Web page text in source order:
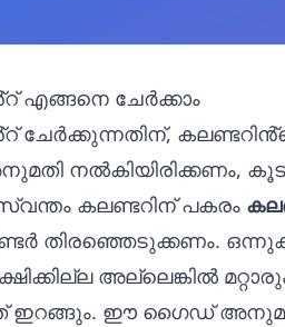
എങ്ങനെ ചേർക്കാം
ചേർക്കുന്നതിന്,
നൽകിയിരിക്കണം,
കലണ്ടറിന് പകരം
തിരഞ്ഞെടുക്കണം.
അല്ലെങ്കിൽ
ഇറങ്ങും. ഈ ഗൈഡ്